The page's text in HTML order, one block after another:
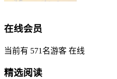
在线会员
当前有 571名游客 在线
精选阅读